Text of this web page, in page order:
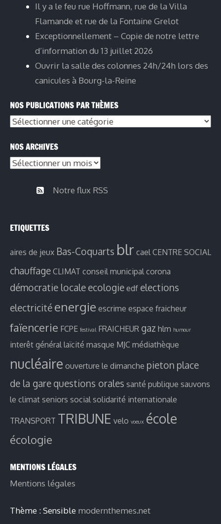
Il y a le feu rue Hoffmann, rue de la Villa
Flamande et rue de la Fontaine Grelot
Exceptionnellement – Copie de notre lettre
d’information du 13 juillet 2026
Ouvrir la salle des colonnes 24h/24h lors des
canicules à Bourg-la-Reine
NOS PUBLICATIONS PAR THÈMES
Nos
par
thèmes
NOS ARCHIVES
Nos
Notre flux RSS
ETIQUETTES
aires de jeux Bas-Coquarts blr cael CENTRE SOCIAL
chauffage CLIMAT conseil municipal corona
démocratie locale ecologie edf elections
electricité energie escrime espace fraicheur
faïencerie FCPE festival FRAICHEUR gaz hlm humour
interêt général laïcité masque MJC médiathèque
nucléaire ouverture le dimanche pieton place
de la gare questions orales santé publique sauvons
le climat seniors social solidarité internationale
TRANSPORT TRIBUNE velo voeux école
écologie
MENTIONS LÉGALES
Mentions légales
Thème : Sensible modernthemes.net